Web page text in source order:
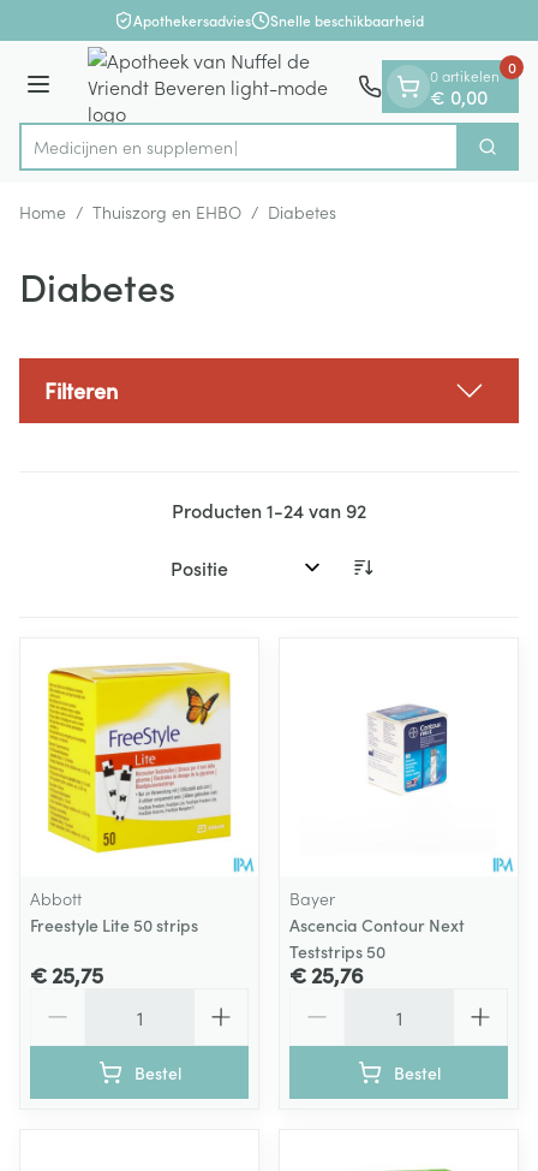
Ga naar de inhoudApothekersadvies Snelle beschikbaarheid
Menu
Product, merk, categorie...
Me Zoek
0 artikelen
€ 0,00
0
Home / Thuiszorg en EHBO / Diabetes
Diabetes
Filteren
Producten1-24van92
Sorteer op:
Abbott
Freestyle Lite 50 strips
€ 25,75
Bestel
Bayer
Ascencia Contour Next
Teststrips 50
€ 25,76
Bestel